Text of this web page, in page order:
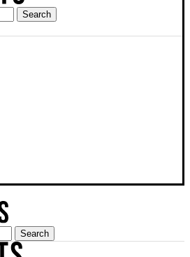
Search
Search